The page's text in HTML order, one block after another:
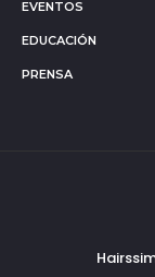
EVENTOS
EDUCACIÓN
PRENSA